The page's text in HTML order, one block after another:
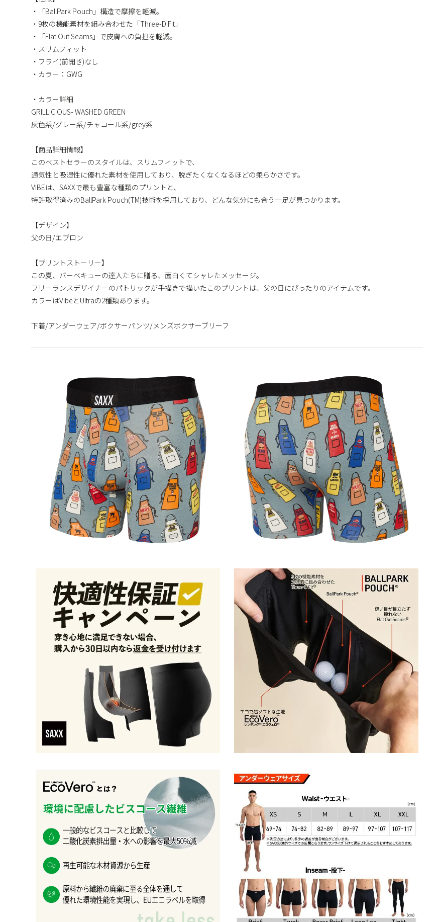
・「BallPark Pouch」構造で摩擦を軽減。
・9枚の機能素材を組み合わせた「Three-D Fit」
・「Flat Out Seams」で皮膚への負担を軽減。
・スリムフィット
・フライ(前開き)なし
・カラー：GWG
・カラー詳細
GRILLICIOUS- WASHED GREEN
灰色系/グレー系/チャコール系/grey系
【商品詳細情報】
このベストセラーのスタイルは、スリムフィットで、
通気性と吸湿性に優れた素材を使用しており、脱ぎたくなくなるほどの柔らかさです。
VIBEは、SAXXで最も豊富な種類のプリントと、
特許取得済みのBallPark Pouch(TM)技術を採用しており、どんな気分にも合う一足が見つかります。
【デザイン】
父の日/エプロン
【プリントストーリー】
この夏、バーベキューの達人たちに贈る、面白くてシャレたメッセージ。
フリーランスデザイナーのパトリックが手描きで描いたこのプリントは、父の日にぴったりのアイテムです。
カラーはVibeとUltraの2種類あります。
下着/アンダーウェア/ボクサーパンツ/メンズボクサーブリーフ